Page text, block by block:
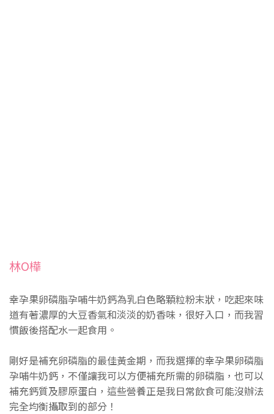
林O樺
幸孕果卵磷脂孕哺牛奶鈣為乳白色略顆粒粉末狀，吃起來味
道有著濃厚的大豆香氣和淡淡的奶香味，很好入口，而我習
慣飯後搭配水一起食用。
剛好是補充卵磷脂的最佳黃金期，而我選擇的幸孕果卵磷脂
孕哺牛奶鈣，不僅讓我可以方便補充所需的卵磷脂，也可以
補充鈣質及膠原蛋白，這些營養正是我日常飲食可能沒辦法
完全均衡攝取到的部分！